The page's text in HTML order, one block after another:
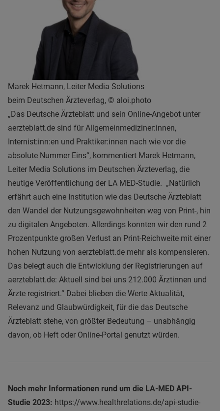
Marek Hetmann, Leiter Media Solutions
beim Deutschen Ärzteverlag, © aloi.photo
„Das Deutsche Ärzteblatt und sein Online-Angebot unter
aerzteblatt.de sind für Allgemeinmediziner:innen,
Internist:inn:en und Praktiker:innen nach wie vor die
absolute Nummer Eins“, kommentiert Marek Hetmann,
Leiter Media Solutions im Deutschen Ärzteverlag, die
heutige Veröffentlichung der LA MED-Studie. „Natürlich
erfährt auch eine Institution wie das Deutsche Ärzteblatt
den Wandel der Nutzungsgewohnheiten weg von Print-, hin
zu digitalen Angeboten. Allerdings konnten wir den rund 2
Prozentpunkte großen Verlust an Print-Reichweite mit einer
hohen Nutzung von aerzteblatt.de mehr als kompensieren.
Das belegt auch die Entwicklung der Registrierungen auf
aerzteblatt.de: Aktuell sind bei uns 212.000 Ärztinnen und
Ärzte registriert.“ Dabei blieben die Werte Aktualität,
Relevanz und Glaubwürdigkeit, für die das Deutsche
Ärzteblatt stehe, von größter Bedeutung – unabhängig
davon, ob Heft oder Online-Portal genutzt würden.
Noch mehr Informationen rund um die LA-MED API-
Studie 2023: https://www.healthrelations.de/api-studie-